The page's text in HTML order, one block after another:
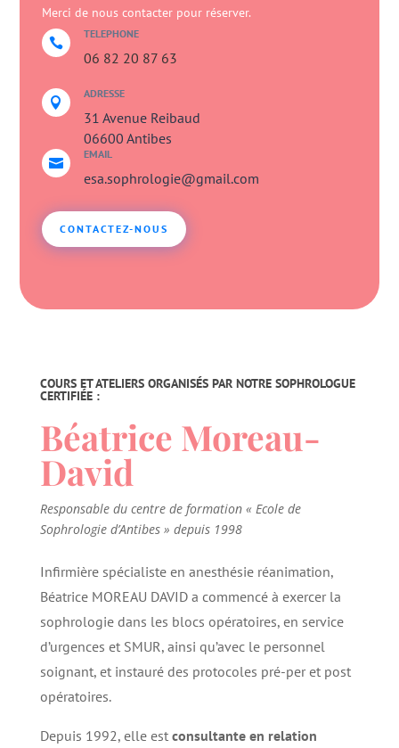
Merci de nous contacter pour réserver.

TELEPHONE
06 82 20 87 63

ADRESSE
31 Avenue Reibaud
06600 Antibes

EMAIL
esa.sophrologie@gmail.com
CONTACTEZ-NOUS
COURS ET ATELIERS ORGANISÉS PAR NOTRE SOPHROLOGUE
CERTIFIÉE :
Béatrice Moreau-
David
Responsable du centre de formation « Ecole de
Sophrologie d’Antibes » depuis 1998
Infirmière spécialiste en anesthésie réanimation,
Béatrice MOREAU DAVIDa commencé à exercer la
sophrologie dans les blocs opératoires, en service
d’urgences et SMUR, ainsi qu’avec le personnel
soignant, et instauré des protocoles pré-per et post
opératoires.
Depuis 1992, elle est consultante en relation